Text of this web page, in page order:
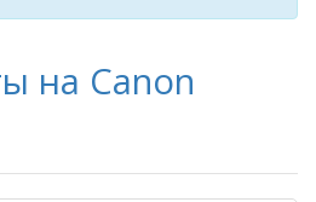
на Canon